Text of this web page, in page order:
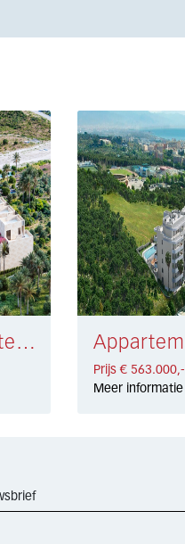
Appartement Estepona € 549.000,-
Prijs € 563.000,-
Meer informatie